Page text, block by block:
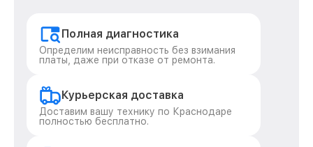
Полная диагностика
Определим неисправность без взимания
платы, даже при отказе от ремонта.
Курьерская доставка
Доставим вашу технику по Краснодаре
полностью бесплатно.